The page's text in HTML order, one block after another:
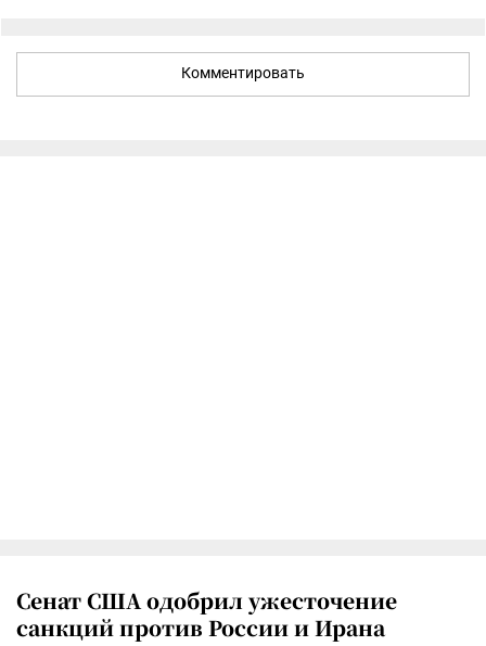
Комментировать
Сенат США одобрил ужесточение
санкций против России и Ирана